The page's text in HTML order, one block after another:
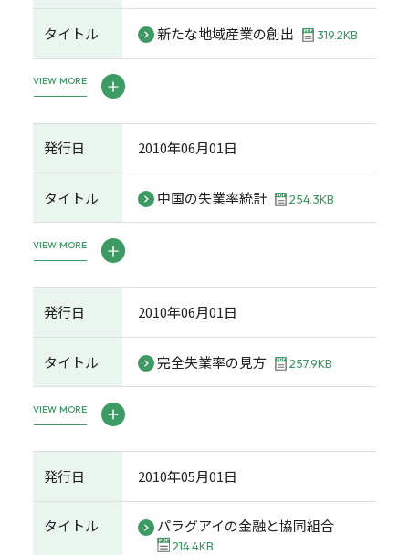
タイトル 新たな地域産業の創出 319.2KB
VIEW MORE
発行日 2010年06月01日
タイトル 中国の失業率統計 254.3KB
VIEW MORE
発行日 2010年06月01日
タイトル 完全失業率の見方 257.9KB
VIEW MORE
発行日 2010年05月01日
タイトル パラグアイの金融と協同組合
214.4KB